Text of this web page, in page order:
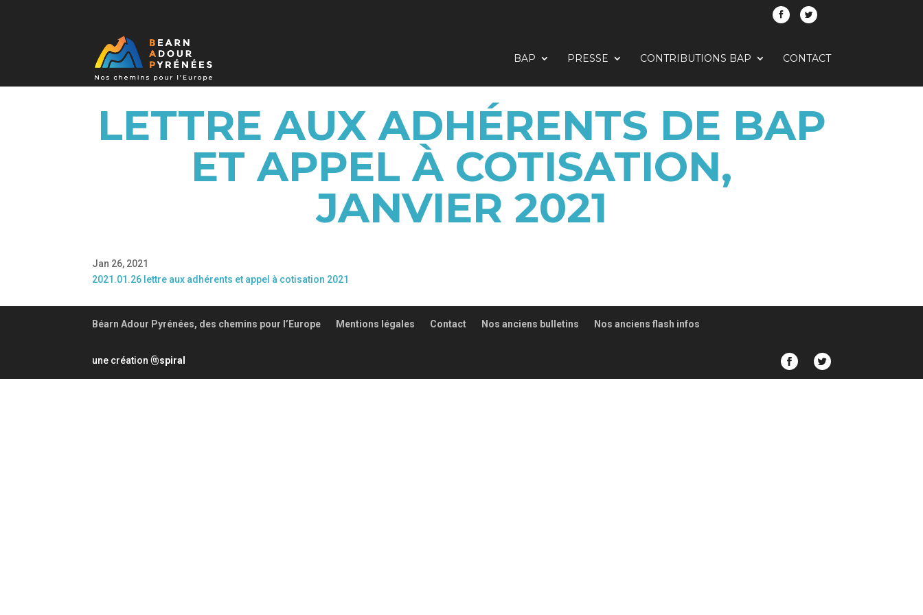
BAP PRESSE CONTRIBUTIONS BAP CONTACT
LETTRE AUX ADHÉRENTS DE BAP
ET APPEL À COTISATION,
JANVIER 2021
Jan 26, 2021
2021.01.26 lettre aux adhérents et appel à cotisation 2021
Béarn Adour Pyrénées, des chemins pour l’Europe Mentions légales Contact Nos anciens bulletins Nos anciens flash infos
une création@spiral